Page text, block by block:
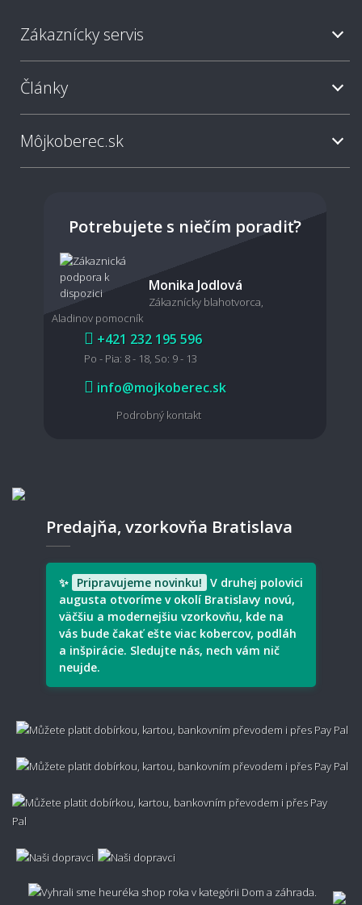
Aký typ koberca je najjednoduchší na
Dá sa koberec povysávať robotickým
vysávačom?
Je možné koberec čistiť mokrou cestou?
Aký typ koberec je vhodný pre deti?
Je prírodný materiál lepší ako syntetický?
Aký je rozdiel medzi vlnou, polypropylénom a
Nezachytáva sa v koberci prach?
Zákaznícky servis
Články
Môjkoberec.sk
Potrebujete s niečím poradiť?
Monika Jodlová
Zákaznícky blahotvorca,
Aladinov pomocník
+421 232 195 596
Po - Pia: 8 - 18, So: 9 - 13
info@mojkoberec.sk
Podrobný kontakt
Predajňa, vzorkovňa Bratislava
✨ Pripravujeme novinku! V druhej polovici
augusta otvoríme v okolí Bratislavy novú,
väčšiu a modernejšiu vzorkovňu, kde na
vás bude čakať ešte viac kobercov, podláh
a inšpirácie. Sledujte nás, nech vám nič
neujde.